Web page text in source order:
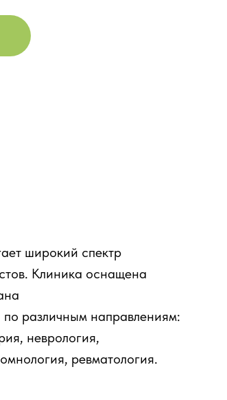
широкий спектр
Клиника оснащена
различным направлениям:
неврология,
ревматология.